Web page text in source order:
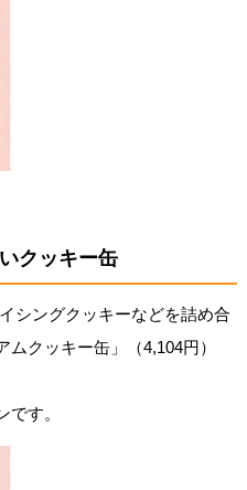
クッキー缶
シングクッキーなどを詰め合
クッキー缶」（4,104円）
す。